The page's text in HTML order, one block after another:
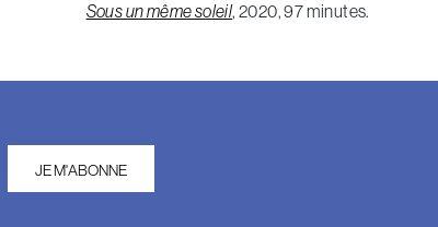
Sous un même soleil, 2020, 97 minutes.
JE M'ABONNE